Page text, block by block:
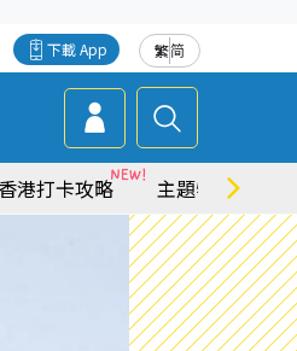
繁简
下載 App
香港打卡攻略 主題特集